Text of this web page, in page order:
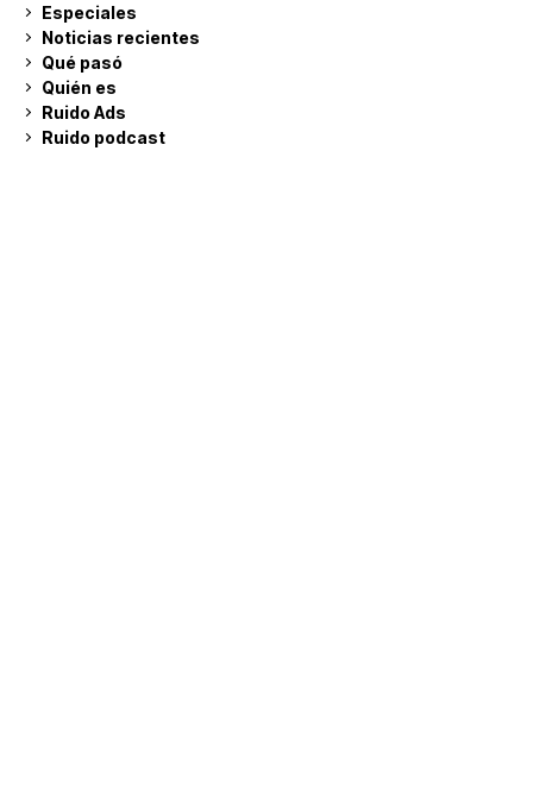
Especiales
Noticias recientes
Qué pasó
Quién es
Ruido Ads
Ruido podcast